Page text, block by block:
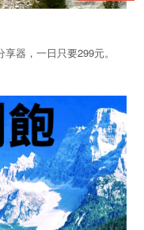
器，一日只要299元。